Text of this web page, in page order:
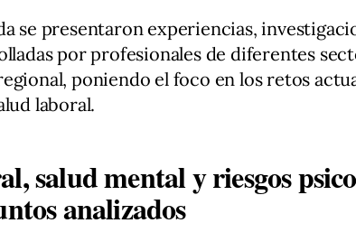
se presentaron experiencias,
por profesionales de diferentes
poniendo el foco en los retos
laboral.
salud mental y riesgos
analizados